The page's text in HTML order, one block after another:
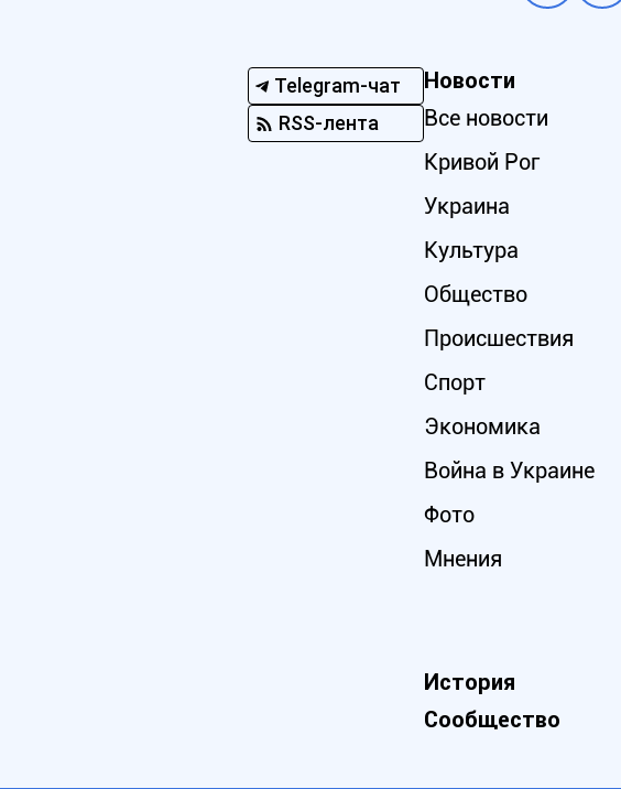
Telegram-чат
RSS-лента
Новости
Все новости
Кривой Рог
Украина
Культура
Общество
Происшествия
Спорт
Экономика
Война в Украине
Фото
Мнения
История
Сообщество